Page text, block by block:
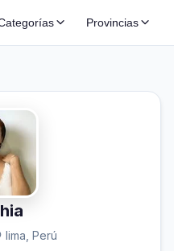
Provincias
lima, Perú